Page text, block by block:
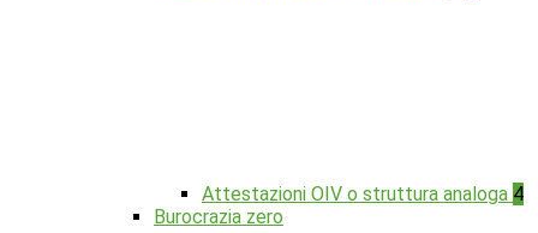
Attestazioni OIV o struttura analoga 4
Burocrazia zero